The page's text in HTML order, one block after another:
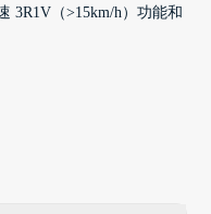
3R1V（>15km/h）功能和